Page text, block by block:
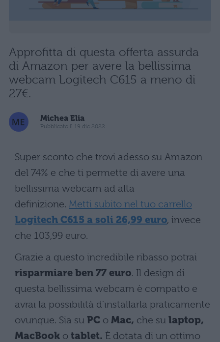
Approfitta di questa offerta assurda
di Amazon per avere la bellissima
webcam Logitech C615 a meno di
27€.
Michea Elia
Pubblicato il 19 dic 2022
Super sconto che trovi adesso su Amazon
del 74% e che ti permette di avere una
bellissima webcam ad alta
definizione. Metti subito nel tuo carrello
Logitech C615 a soli 26,99 euro, invece
che 103,99 euro.
Grazie a questo incredibile ribasso potrai
risparmiare ben 77 euro. Il design di
questa bellissima webcam è compatto e
avrai la possibilità d’installarla praticamente
ovunque. Sia su PC o Mac, che su laptop,
MacBook o tablet. È dotata di un ottimo